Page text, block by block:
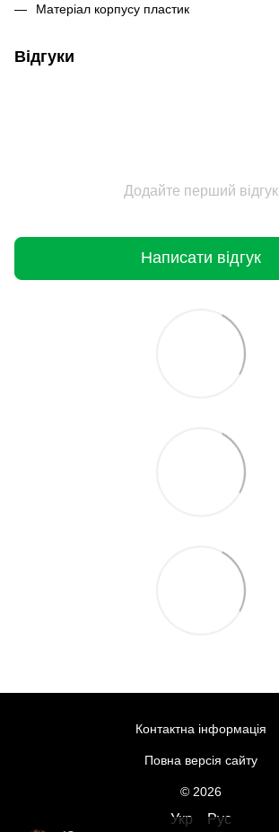
Матеріал корпусу пластик
Відгуки
Додайте перший відгук
Написати відгук
Контактна інформація
Повна версія сайту
© 2026
Укр Рус